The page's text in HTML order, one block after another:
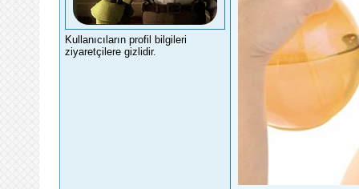
Kullanıcıların profil bilgileri
ziyaretçilere gizlidir.